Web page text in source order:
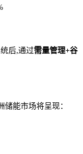
后,通过需量管理+谷
储能市场将呈现：